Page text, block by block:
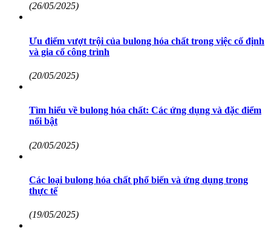
(26/05/2025)
Ưu điểm vượt trội của bulong hóa chất trong việc cố định
và gia cố công trình
(20/05/2025)
Tìm hiểu về bulong hóa chất: Các ứng dụng và đặc điểm
nổi bật
(20/05/2025)
Các loại bulong hóa chất phổ biến và ứng dụng trong
thực tế
(19/05/2025)